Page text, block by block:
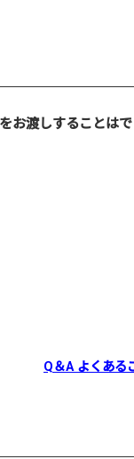
渡しすることはで
Q＆A よくあ